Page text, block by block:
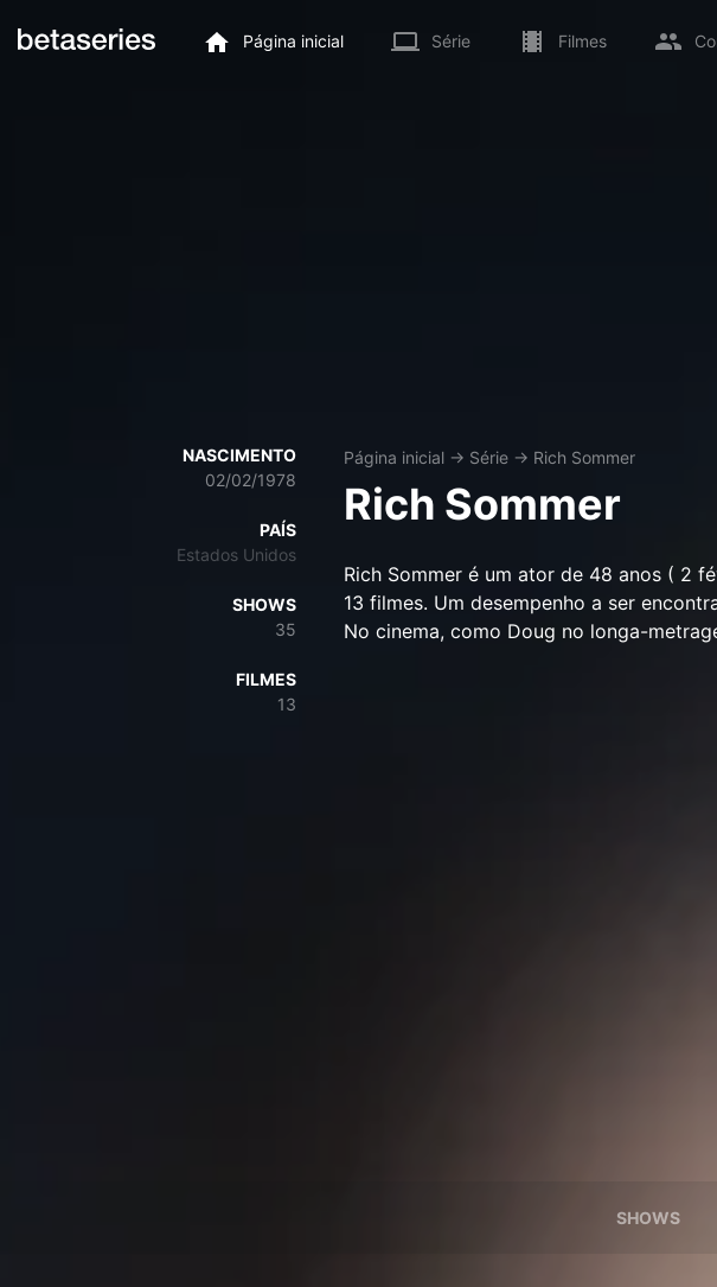
Página inicial Série Filmes
NASCIMENTO
02/02/1978
PAÍS
Estados Unidos
SHOWS
35
FILMES
13
Página inicial → Série → Rich Sommer
Rich Sommer
Rich Sommer é um ator de 48 anos ( 2
13 filmes. Um desempenho a ser
No cinema, como Doug no longa-
SHOWS